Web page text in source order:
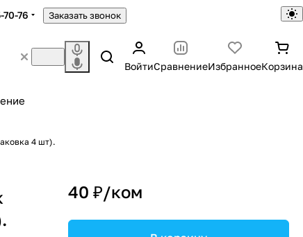
70-76 Заказать звонок
ВойтиСравнениеИзбранноеКорзина
4 шт).
40 ₽/ком